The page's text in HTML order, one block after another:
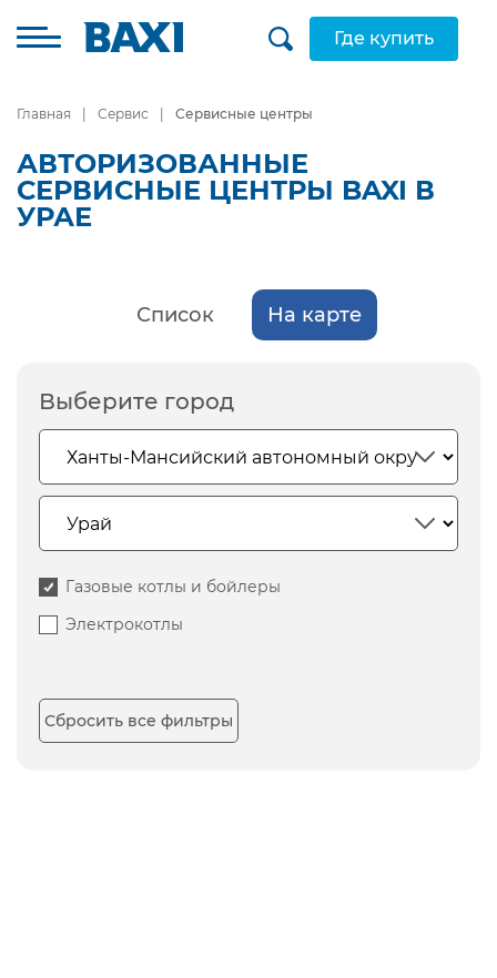
Где купить
Главная Сервис Сервисные центры
АВТОРИЗОВАННЫЕ
СЕРВИСНЫЕ ЦЕНТРЫ BAXI В
УРАЕ
Список На карте
Выберите город
Газовые котлы и бойлеры
Электрокотлы
Сбросить все фильтры